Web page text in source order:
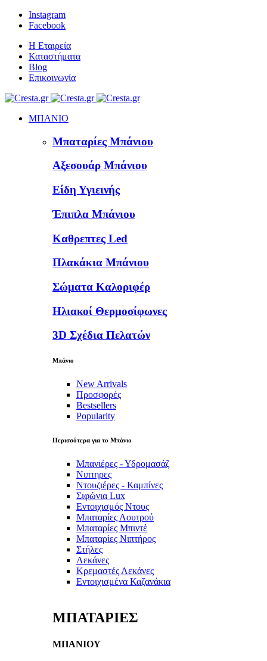
Instagram
Facebook
Η Εταιρεία
Καταστήματα
Blog
Επικοινωνία
ΜΠΑΝΙΟ
Μπαταρίες Μπάνιου
Αξεσουάρ Μπάνιου
Είδη Υγιεινής
Έπιπλα Μπάνιου
Καθρεπτες Led
Πλακάκια Μπάνιου
Σώματα Καλοριφέρ
Ηλιακοί Θερμοσίφωνες
3D Σχέδια Πελατών
Μπάνιο
New Arrivals
Προσφορές
Bestsellers
Popularity
Περισσότερα για το Μπάνιο
Μπανιέρες - Υδρομασάζ
Νιπτηρες
Ντουζιέρες - Καμπίνες
Σιφώνια Lux
Εντοιχισμός Ντους
Μπαταρίες Λουτρού
Μπαταρίες Μπιντέ
Μπαταρίες Νιπτήρος
Στήλες
Λεκάνες
Κρεμαστές Λεκάνες
Εντοιχισμένα Καζανάκια
ΜΠΑΤΑΡΙΕΣ
ΜΠΑΝΙΟΥ